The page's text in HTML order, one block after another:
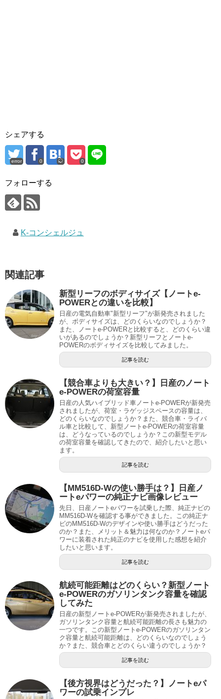
シェアする
error 0 0
フォローする
K-コンシェルジュ
関連記事
新型リーフのボディサイズ【ノートe-
POWERとの違いを比較】
日産の電気自動車"新型リーフ"が新発売されました
が、ボディサイズは、どのくらいなのでしょうか？
また、ノートe-POWERと比較すると、どのくらい違
いがあるのでしょうか？新型リーフとノートe-
POWERのボディサイズを比較してみました。
記事を読む
【競合車よりも大きい？】日産のノート
e-POWERの荷室容量
日産の人気ハイブリッド車ノートe-POWERが新発売
されましたが、荷室・ラゲッジスペースの容量は、
どのくらいなのでしょうか？また、競合車・ライバ
ル車と比較して、新型ノートe-POWERの荷室容量
は、どうなっているのでしょうか？この新型モデル
の荷室容量を確認してきたので、紹介したいと思い
ます。
記事を読む
【MM516D-Wの使い勝手は？】日産ノ
ートeパワーの純正ナビ画像レビュー
先日、日産ノートeパワーを試乗した際、純正ナビの
MM516D-Wを確認する事ができました。この純正ナ
ビのMM516D-Wのデザインや使い勝手はどうだった
のか？また、メリット＆魅力は何なのか？ノートeパ
ワーに装着された純正のナビを使用した感想を紹介
したいと思います。
記事を読む
航続可能距離はどのくらい？新型ノート
e-POWERのガソリンタンク容量を確認
してみた
日産の新型ノートe-POWERが新発売されましたが、
ガソリンタンク容量と航続可能距離の長さも魅力の
一つです。この新型ノートe-POWERのガソリンタン
ク容量と航続可能距離は、どのくらいなのでしょう
か？また、競合車とどのくらい違うのでしょうか？
記事を読む
【後方視界はどうだった？】ノートeパ
ワーの試乗インプレ